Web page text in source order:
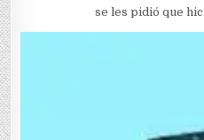
se les pidió que